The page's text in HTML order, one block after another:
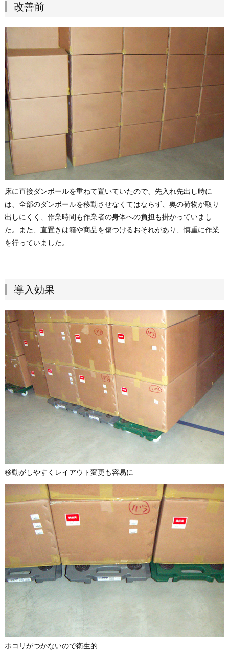
改善前
床に直接ダンボールを重ねて置いていたので、先入れ先出し時に
は、全部のダンボールを移動させなくてはならず、奥の荷物が取り
出しにくく、作業時間も作業者の身体への負担も掛かっていまし
た。また、直置きは箱や商品を傷つけるおそれがあり、慎重に作業
を行っていました。
導入効果
移動がしやすくレイアウト変更も容易に
ホコリがつかないので衛生的